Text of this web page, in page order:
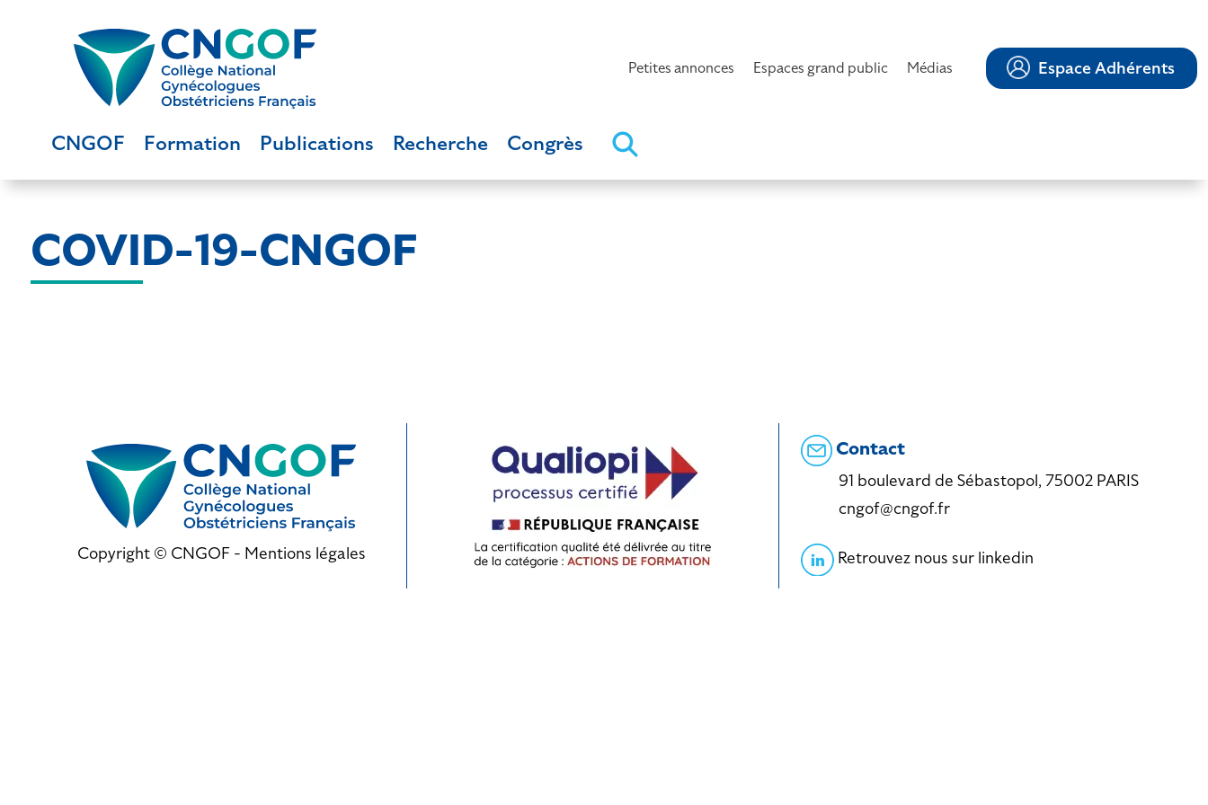
Petites annonces Espaces grand public Médias Espace Adhérents
CNGOF Formation Publications Recherche Congrès
COVID-19-CNGOF
Copyright © CNGOF - Mentions légales
Contact
91 boulevard de Sébastopol, 75002 PARIS
cngof@cngof.fr
Retrouvez nous sur linkedin